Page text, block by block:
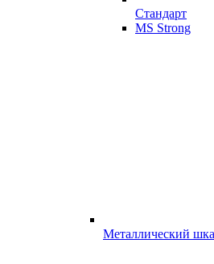
Стандарт
MS Strong
Металлический